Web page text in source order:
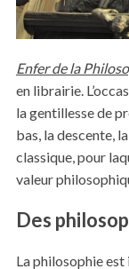
Enfer de la
en librairie.
la gentillesse de
bas, la descente,
classique, pour
valeur
Des
La philosophie est